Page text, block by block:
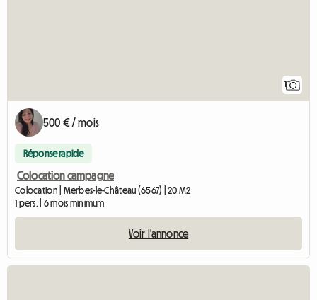
500 € / mois
Réponse rapide
Colocation campagne
Colocation | Merbes-le-Château (6567) | 20 M2
1 pers. | 6 mois minimum
Voir l'annonce